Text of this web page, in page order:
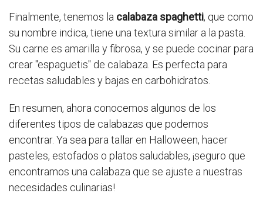
Finalmente, tenemos la calabaza spaghetti, que como
su nombre indica, tiene una textura similar a la pasta.
Su carne es amarilla y fibrosa, y se puede cocinar para
crear "espaguetis" de calabaza. Es perfecta para
recetas saludables y bajas en carbohidratos.
En resumen, ahora conocemos algunos de los
diferentes tipos de calabazas que podemos
encontrar. Ya sea para tallar en Halloween, hacer
pasteles, estofados o platos saludables, ¡seguro que
encontramos una calabaza que se ajuste a nuestras
necesidades culinarias!